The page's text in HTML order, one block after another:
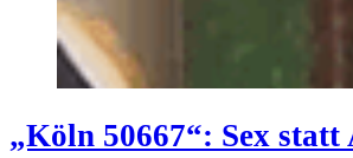
„Köln 50667“: Sex statt